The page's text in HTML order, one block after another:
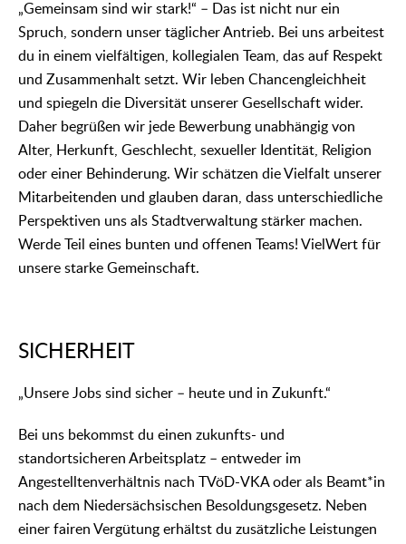
„Gemeinsam sind wir stark!“ – Das ist nicht nur ein
Spruch, sondern unser täglicher Antrieb. Bei uns arbeitest
du in einem vielfältigen, kollegialen Team, das auf Respekt
und Zusammenhalt setzt. Wir leben Chancengleichheit
und spiegeln die Diversität unserer Gesellschaft wider.
Daher begrüßen wir jede Bewerbung unabhängig von
Alter, Herkunft, Geschlecht, sexueller Identität, Religion
oder einer Behinderung. Wir schätzen die Vielfalt unserer
Mitarbeitenden und glauben daran, dass unterschiedliche
Perspektiven uns als Stadtverwaltung stärker machen.
Werde Teil eines bunten und offenen Teams! VielWert für
unsere starke Gemeinschaft.
SICHERHEIT
„Unsere Jobs sind sicher – heute und in Zukunft.“
Bei uns bekommst du einen zukunfts- und
standortsicheren Arbeitsplatz – entweder im
Angestelltenverhältnis nach TVöD-VKA oder als Beamt*in
nach dem Niedersächsischen Besoldungsgesetz. Neben
einer fairen Vergütung erhältst du zusätzliche Leistungen